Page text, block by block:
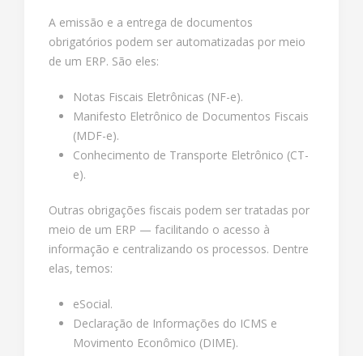
A emissão e a entrega de documentos
obrigatórios podem ser automatizadas por meio
de um ERP. São eles:
Notas Fiscais Eletrônicas (NF-e).
Manifesto Eletrônico de Documentos Fiscais
(MDF-e).
Conhecimento de Transporte Eletrônico (CT-
e).
Outras obrigações fiscais podem ser tratadas por
meio de um ERP — facilitando o acesso à
informação e centralizando os processos. Dentre
elas, temos:
eSocial.
Declaração de Informações do ICMS e
Movimento Econômico (DIME).